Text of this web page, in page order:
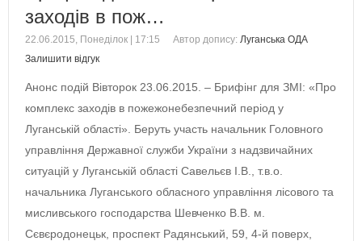
заходів в пож…
22.06.2015, Понеділок | 17:15 Автор допису: Луганська ОДА
Залишити відгук
Анонс подій Вівторок 23.06.2015. – Брифінг для ЗМІ: «Про
комплекс заходів в пожежонебезпечний період у
Луганській області». Беруть участь начальник Головного
управління Державної служби України з надзвичайних
ситуацій у Луганській області Савельєв І.В., т.в.о.
начальника Луганського обласного управління лісового та
мисливського господарства Шевченко В.В. м.
Сєвєродонецьк, проспект Радянський, 59, 4-й поверх,